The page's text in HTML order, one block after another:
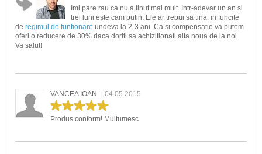
Imi pare rau ca nu a tinut mai mult. Intr-adevar un an si
trei luni este cam putin. Ele ar trebui sa tina, in funcite
de regimul de funtionare undeva la 2-3 ani. Ca si compensatie va putem
oferi o reducere de 30% daca doriti sa achizitionati alta noua de la noi.
Va salut!
VANCEA IOAN 04.05.2015
Produs conform! Multumesc.